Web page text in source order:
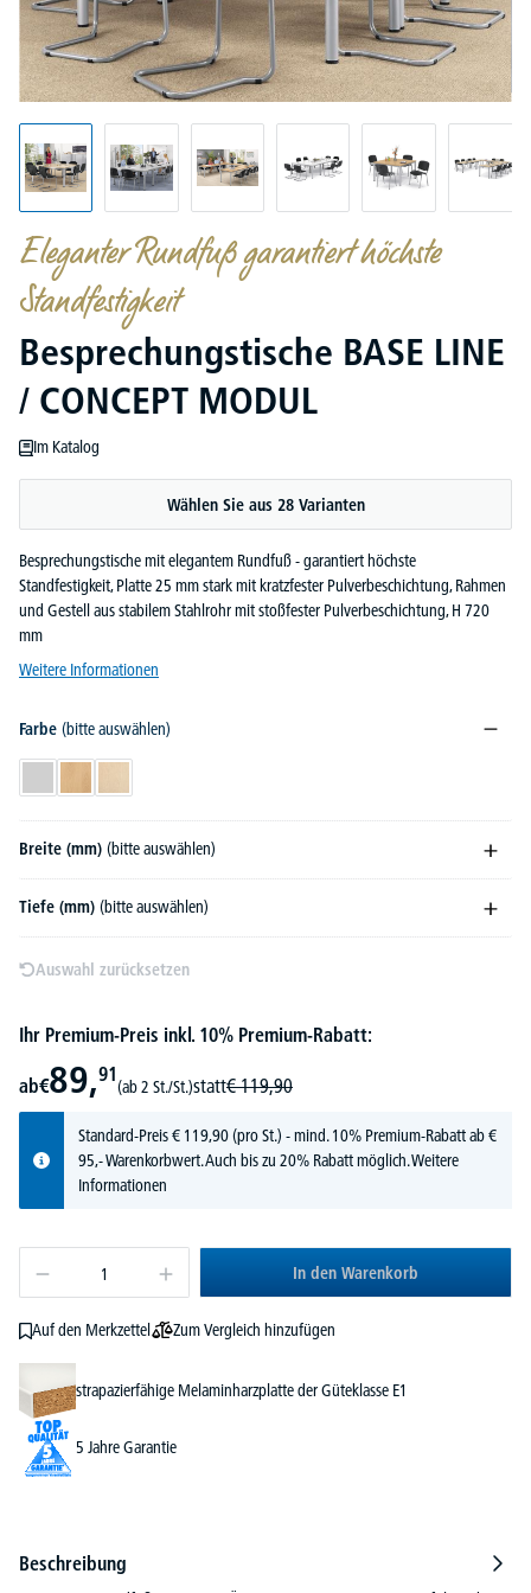
Eleganter Rundfuß garantiert höchste
Standfestigkeit
Besprechungstische BASE LINE
/ CONCEPT MODUL
Im Katalog
Wählen Sie aus 28 Varianten
Besprechungstische mit elegantem Rundfuß - garantiert höchste
Standfestigkeit, Platte 25 mm stark mit kratzfester Pulverbeschichtung, Rahmen
und Gestell aus stabilem Stahlrohr mit stoßfester Pulverbeschichtung, H 720
mm
Weitere Informationen
Farbe (bitte auswählen)
Breite (mm) (bitte auswählen)
Tiefe (mm) (bitte auswählen)
Auswahl zurücksetzen
Ihr Premium-Preis inkl. 10% Premium-Rabatt:
ab€89,91
(ab 2 St./St.)statt€ 119,90
Standard-Preis€ 119,90(pro St.) - mind. 10% Premium-Rabatt ab €
95,- Warenkorbwert. Auch bis zu 20% Rabatt möglich.Weitere
Informationen
In den Warenkorb
Auf den Merkzettel Zum Vergleich hinzufügen
strapazierfähige Melaminharzplatte der Güteklasse E1
5 Jahre Garantie
Beschreibung